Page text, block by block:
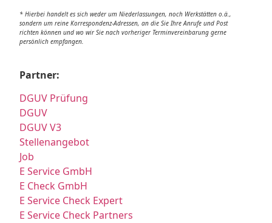
* Hierbei handelt es sich weder um Niederlassungen, noch Werkstätten o.ä.,
sondern um reine Korrespondenz-Adressen, an die Sie Ihre Anrufe und Post
richten können und wo wir Sie nach vorheriger Terminvereinbarung gerne
persönlich empfangen.
Partner:
DGUV Prüfung
DGUV
DGUV V3
Stellenangebot
Job
E Service GmbH
E Check GmbH
E Service Check Expert
E Service Check Partners